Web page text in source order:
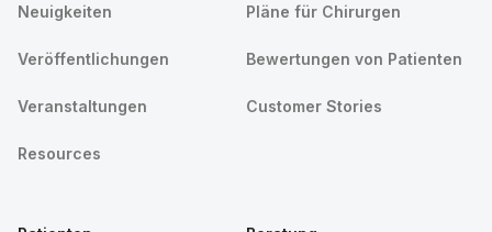
Neuigkeiten
Veröffentlichungen
Veranstaltungen
Resources
Pläne für Chirurgen
Bewertungen von Patienten
Customer Stories